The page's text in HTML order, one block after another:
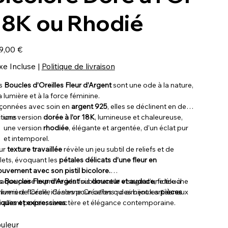
ou Rhodié
€
Incluse | Politique de livraison
Boucles d’Oreilles Fleur d’Argentsont une ode à la nature,
lumière et à la force féminine.
avec soin en argent 925, elles se déclinent en deux
:
une version dorée à l’or 18K, lumineuse et chaleureuse,
une version rhodiée, élégante et argentée, d’un éclat pur
et intemporel.
texture travailléerévèle un jeu subtil de reliefs et de
évoquant les pétales délicats d’une fleur en
avec son pistil bicolore.
paire exprime à la foisdouceur et audace, fidèle à
deCécile Canonne Créations: des bijoux artisanaux
allient poésie, caractère et élégance contemporaine.
Boucles Fleur d’Argentsubliment le visage d’une touche
florale, idéales pour celles qui aiment lespièces
et expressives.